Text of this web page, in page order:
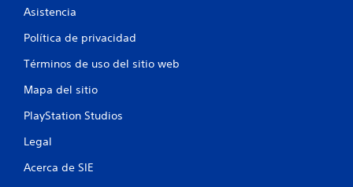
Asistencia
Política de privacidad
Términos de uso del sitio web
Mapa del sitio
PlayStation Studios
Legal
Acerca de SIE